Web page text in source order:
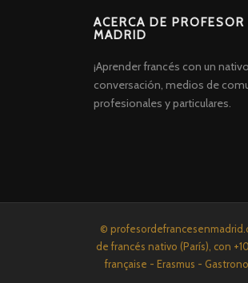
ACERCA DE
MADRID
¡Aprender francés con un
conversación, medios de
profesionales y particulares.
©
de francés nativo (París), con
française - Erasmus -
Screenr
parallax
theme